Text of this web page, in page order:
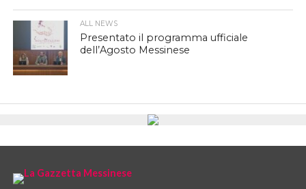
ALL NEWS
Presentato il programma ufficiale
dell’Agosto Messinese